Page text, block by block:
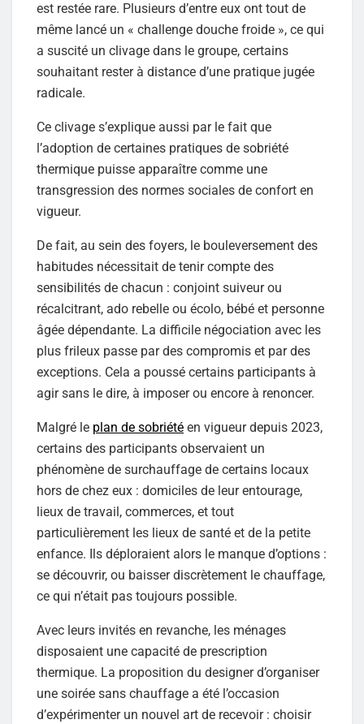
est restée rare. Plusieurs d’entre eux ont tout de
même lancé un « challenge douche froide », ce qui
a suscité un clivage dans le groupe, certains
souhaitant rester à distance d’une pratique jugée
radicale.
Ce clivage s’explique aussi par le fait que
l’adoption de certaines pratiques de sobriété
thermique puisse apparaître comme une
transgression des normes sociales de confort en
vigueur.
De fait, au sein des foyers, le bouleversement des
habitudes nécessitait de tenir compte des
sensibilités de chacun : conjoint suiveur ou
récalcitrant, ado rebelle ou écolo, bébé et personne
âgée dépendante. La difficile négociation avec les
plus frileux passe par des compromis et par des
exceptions. Cela a poussé certains participants à
agir sans le dire, à imposer ou encore à renoncer.
Malgré le plan de sobriété en vigueur depuis 2023,
certains des participants observaient un
phénomène de surchauffage de certains locaux
hors de chez eux : domiciles de leur entourage,
lieux de travail, commerces, et tout
particulièrement les lieux de santé et de la petite
enfance. Ils déploraient alors le manque d’options :
se découvrir, ou baisser discrètement le chauffage,
ce qui n’était pas toujours possible.
Avec leurs invités en revanche, les ménages
disposaient une capacité de prescription
thermique. La proposition du designer d’organiser
une soirée sans chauffage a été l’occasion
d’expérimenter un nouvel art de recevoir : choisir